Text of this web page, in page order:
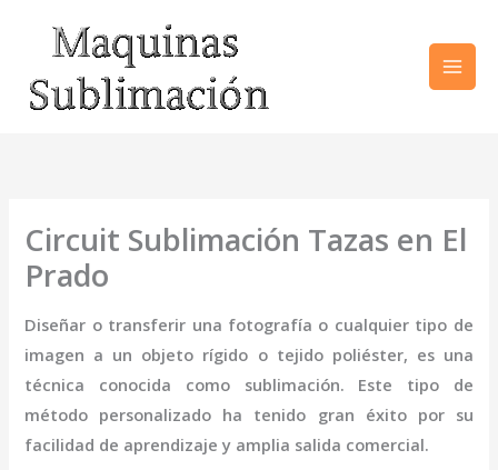
contenido
Circuit Sublimación Tazas en El
Prado
Diseñar o transferir una fotografía o cualquier tipo de
imagen a un objeto rígido o tejido poliéster, es una
técnica conocida como sublimación. Este tipo de
método personalizado ha tenido gran éxito por su
facilidad de aprendizaje y amplia salida comercial.